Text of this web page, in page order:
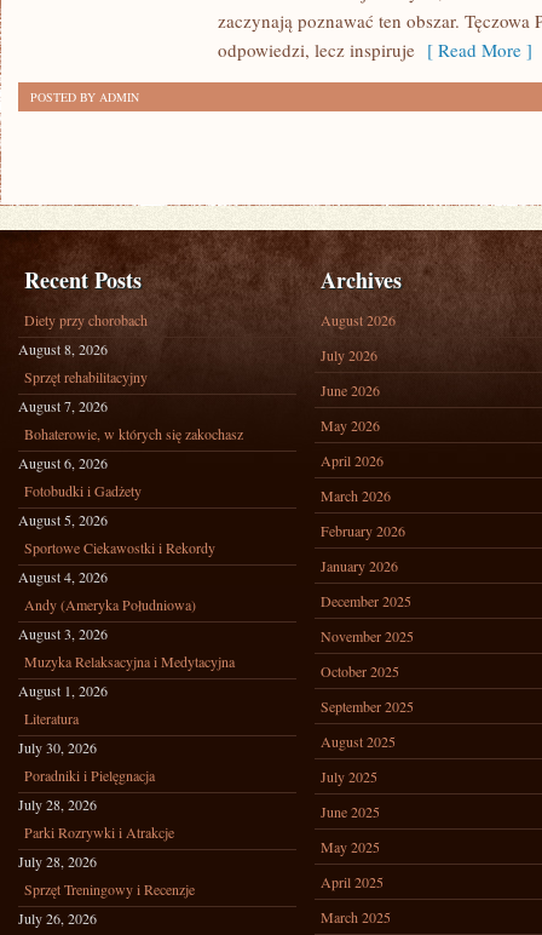
zaczynają poznawać ten obszar. Tęczowa
odpowiedzi, lecz inspiruje [ Read More ]
POSTED BY ADMIN
Recent Posts
Diety przy chorobach
August 8, 2026
Sprzęt rehabilitacyjny
August 7, 2026
Bohaterowie, w których się zakochasz
August 6, 2026
Fotobudki i Gadżety
August 5, 2026
Sportowe Ciekawostki i Rekordy
August 4, 2026
Andy (Ameryka Południowa)
August 3, 2026
Muzyka Relaksacyjna i Medytacyjna
August 1, 2026
Literatura
July 30, 2026
Poradniki i Pielęgnacja
July 28, 2026
Parki Rozrywki i Atrakcje
July 28, 2026
Sprzęt Treningowy i Recenzje
July 26, 2026
Archives
August 2026
July 2026
June 2026
May 2026
April 2026
March 2026
February 2026
January 2026
December 2025
November 2025
October 2025
September 2025
August 2025
July 2025
June 2025
May 2025
April 2025
March 2025